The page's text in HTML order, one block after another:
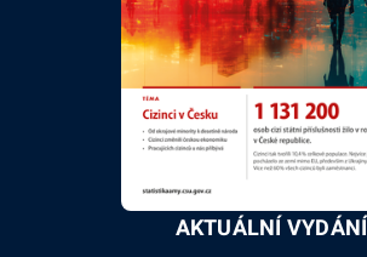
AKTUÁLNÍ VYDÁNÍ